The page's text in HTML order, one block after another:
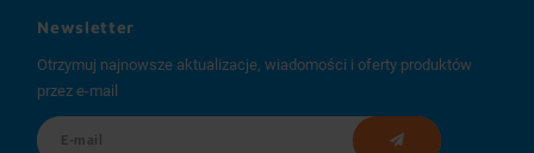
Newsletter
Otrzymuj najnowsze aktualizacje, wiadomości i oferty produktów
przez e-mail